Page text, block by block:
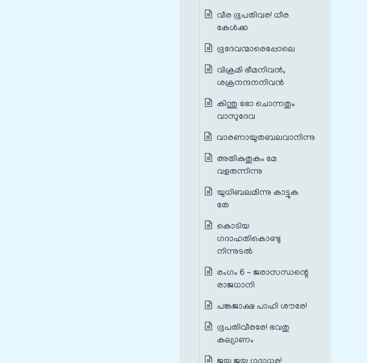
വീര ഭൂപതിവര! ധീര
കേൾക്ക
ഭൂദേവന്മാരെപ്പോലെ
വിക്രമി ഭീമനിവൻ,
ശക്രനന്ദനനിവൻ
കിന്തു ഭോ ചൊന്നതും
വാസുദേവ
വാരണായുതബലവാനിന്നു
അതികുതുകം മേ
വളരുന്നിന്നു
യുധിബലമിന്നു കാട്ടുക
തേ
കൊടിയ
ഗദാഹതികൊണ്ടു
നിന്നുടൽ
രംഗം 6 – ജരാസന്ധന്റെ
രാജധാനി
പങ്കജാക്ഷ പാഹി ശൗരേ!
ഭൂപതിവീരരേ! ഭവതു
കല്യാണം